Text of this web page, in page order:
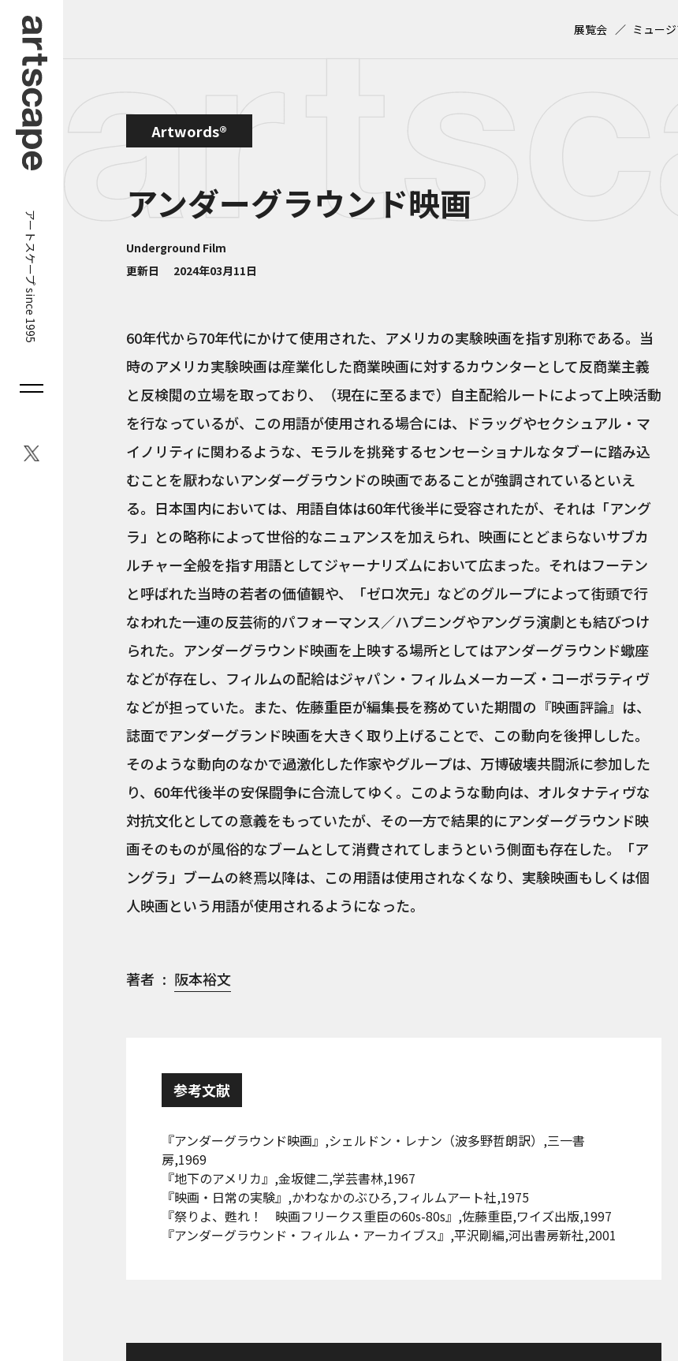
アートスケープ since 1995
展覧会 ミュー
Artwords®
アンダーグラウンド映画
Underground Film
更新日
2024年03月11日
60年代から70年代にかけて使用された、アメリカの実験映画を指す別称である。当
時のアメリカ実験映画は産業化した商業映画に対するカウンターとして反商業主義
と反検閲の立場を取っており、（現在に至るまで）自主配給ルートによって上映活動
を行なっているが、この用語が使用される場合には、ドラッグやセクシュアル・マ
イノリティに関わるような、モラルを挑発するセンセーショナルなタブーに踏み込
むことを厭わないアンダーグラウンドの映画であることが強調されているといえ
る。日本国内においては、用語自体は60年代後半に受容されたが、それは「アング
ラ」との略称によって世俗的なニュアンスを加えられ、映画にとどまらないサブカ
ルチャー全般を指す用語としてジャーナリズムにおいて広まった。それはフーテン
と呼ばれた当時の若者の価値観や、「ゼロ次元」などのグループによって街頭で行
なわれた一連の反芸術的パフォーマンス／ハプニングやアングラ演劇とも結びつけ
られた。アンダーグラウンド映画を上映する場所としてはアンダーグラウンド蠍座
などが存在し、フィルムの配給はジャパン・フィルムメーカーズ・コーポラティヴ
などが担っていた。また、佐藤重臣が編集長を務めていた期間の『映画評論』は、
誌面でアンダーグランド映画を大きく取り上げることで、この動向を後押しした。
そのような動向のなかで過激化した作家やグループは、万博破壊共闘派に参加した
り、60年代後半の安保闘争に合流してゆく。このような動向は、オルタナティヴな
対抗文化としての意義をもっていたが、その一方で結果的にアンダーグラウンド映
画そのものが風俗的なブームとして消費されてしまうという側面も存在した。「ア
ングラ」ブームの終焉以降は、この用語は使用されなくなり、実験映画もしくは個
人映画という用語が使用されるようになった。
著者 阪本裕文
参考文献
『アンダーグラウンド映画』,シェルドン・レナン（波多野哲朗訳）,三一書
房,1969
『地下のアメリカ』,金坂健二,学芸書林,1967
『映画・日常の実験』,かわなかのぶひろ,フィルムアート社,1975
『祭りよ、甦れ！ 映画フリークス重臣の60s-80s』,佐藤重臣,ワイズ出版,1997
『アンダーグラウンド・フィルム・アーカイブス』,平沢剛編,河出書房新社,2001